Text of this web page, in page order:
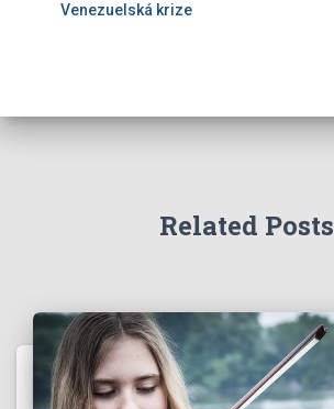
Venezuelská krize
Related Posts